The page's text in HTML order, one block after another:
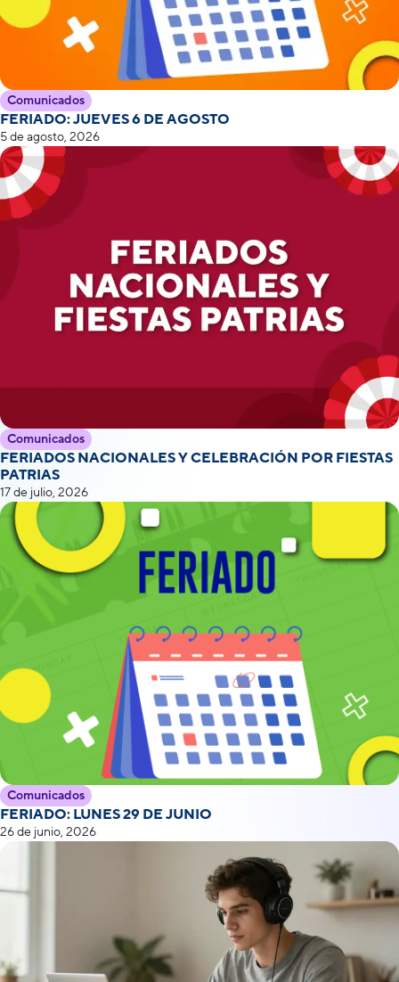
Comunicados
FERIADO: JUEVES 6 DE AGOSTO
5 de agosto, 2026
Comunicados
FERIADOS NACIONALES Y CELEBRACIÓN POR FIESTAS
PATRIAS
17 de julio, 2026
Comunicados
FERIADO: LUNES 29 DE JUNIO
26 de junio, 2026